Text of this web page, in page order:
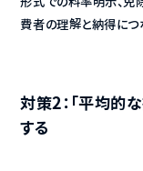
費者の理解と納得につ
対策2：「平均的
する